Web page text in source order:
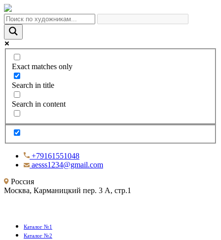
Exact matches only
Search in title
Search in content
+79161551048
aesss1234@gmail.com
Россия
Москва, Карманицкий пер. 3 А, стр.1
Каталог №1
Каталог №2